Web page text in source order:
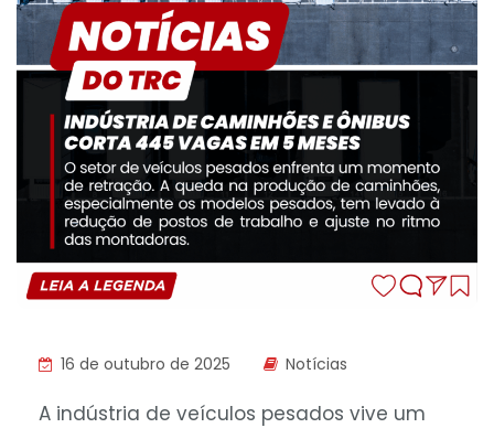
16 de outubro de 2025 Notícias
A indústria de veículos pesados vive um